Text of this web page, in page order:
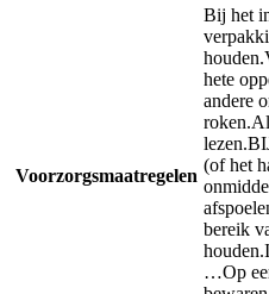
Voorzorgsmaatregelen
Bij het
houden.
hete
andere
roken.
lezen.
(of het
bereik
houden.
…Op